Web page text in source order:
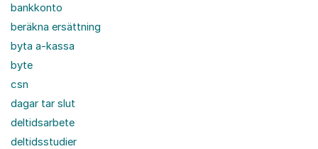
bankkonto
beräkna ersättning
byta a-kassa
byte
csn
dagar tar slut
deltidsarbete
deltidsstudier